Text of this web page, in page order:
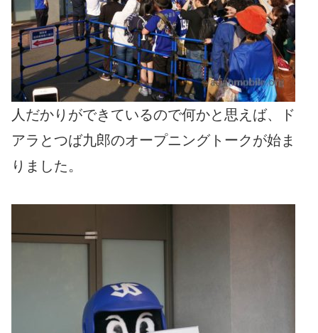
人だかりができているので何かと思えば、ド
アラとつば九郎のオープニングトークが始ま
りました。